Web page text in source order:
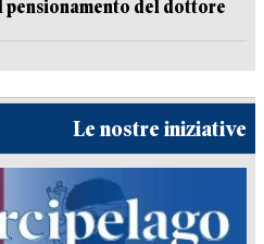
pensionamento del dottore
Le nostre iniziative